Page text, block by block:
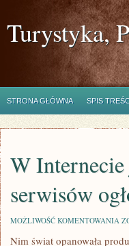
Turystyka,
STRONA GŁÓWNA SPIS
W Internecie
serwisów
MOŻLIWOŚĆ KOMENTOWANIA W
Nim świat opanowała